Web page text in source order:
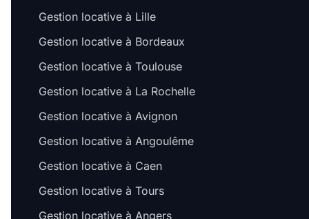
Gestion locative à Lille
Gestion locative à Bordeaux
Gestion locative à Toulouse
Gestion locative à La Rochelle
Gestion locative à Avignon
Gestion locative à Angoulême
Gestion locative à Caen
Gestion locative à Tours
Gestion locative à Angers